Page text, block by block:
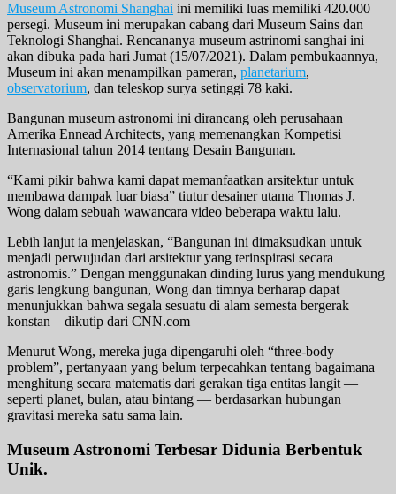
Museum Astronomi Shanghai ini memiliki luas memiliki 420.000
persegi. Museum ini merupakan cabang dari Museum Sains dan
Teknologi Shanghai. Rencananya museum astrinomi sanghai ini
akan dibuka pada hari Jumat (15/07/2021). Dalam pembukaannya,
Museum ini akan menampilkan pameran, planetarium,
observatorium, dan teleskop surya setinggi 78 kaki.
Bangunan museum astronomi ini dirancang oleh perusahaan
Amerika Ennead Architects, yang memenangkan Kompetisi
Internasional tahun 2014 tentang Desain Bangunan.
“Kami pikir bahwa kami dapat memanfaatkan arsitektur untuk
membawa dampak luar biasa” tiutur desainer utama Thomas J.
Wong dalam sebuah wawancara video beberapa waktu lalu.
Lebih lanjut ia menjelaskan, “Bangunan ini dimaksudkan untuk
menjadi perwujudan dari arsitektur yang terinspirasi secara
astronomis.” Dengan menggunakan dinding lurus yang mendukung
garis lengkung bangunan, Wong dan timnya berharap dapat
menunjukkan bahwa segala sesuatu di alam semesta bergerak
konstan – dikutip dari CNN.com
Menurut Wong, mereka juga dipengaruhi oleh “three-body
problem”, pertanyaan yang belum terpecahkan tentang bagaimana
menghitung secara matematis dari gerakan tiga entitas langit —
seperti planet, bulan, atau bintang — berdasarkan hubungan
gravitasi mereka satu sama lain.
Museum Astronomi Terbesar Didunia Berbentuk
Unik.